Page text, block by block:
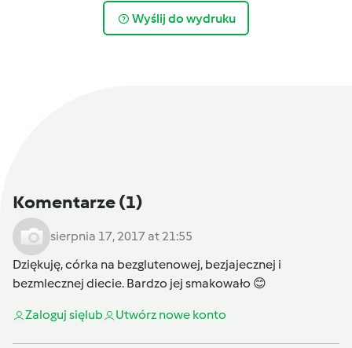
Wyślij do wydruku
Komentarze(1)
sierpnia 17, 2017 at 21:55
Dziękuję, córka na bezglutenowej, bezjajecznej i
bezmlecznej diecie. Bardzo jej smakowało 😊
Zaloguj sięlub Utwórz nowe konto